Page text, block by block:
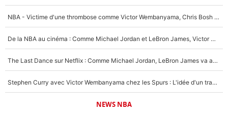
NBA - Victime d'une thrombose comme Victor Wembanyama, Chris Bosh prévient le Français des risques sur sa santé : «J’ai failli mourir sur le coup et j’ai été ramené à la vie»
De la NBA au cinéma : Comme Michael Jordan et LeBron James, Victor Wembanyama rêve d'une carrière d'acteur !
The Last Dance sur Netflix : Comme Michael Jordan, LeBron James va avoir le droit à sa série !
Stephen Curry avec Victor Wembanyama chez les Spurs : L'idée d'un trade historique est lancée en NBA !
NEWS NBA